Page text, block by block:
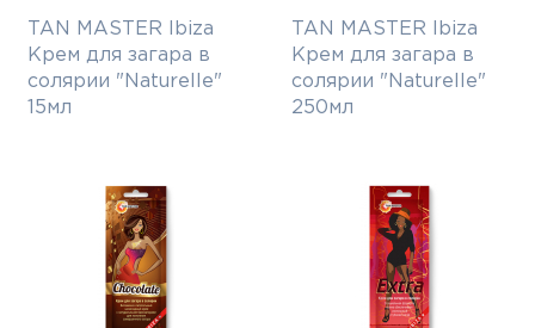
TAN MASTER Ibiza
Крем для загара в
солярии "Naturelle"
15мл
TAN MASTER Ibiza
Крем для загара в
солярии "Naturelle"
250мл